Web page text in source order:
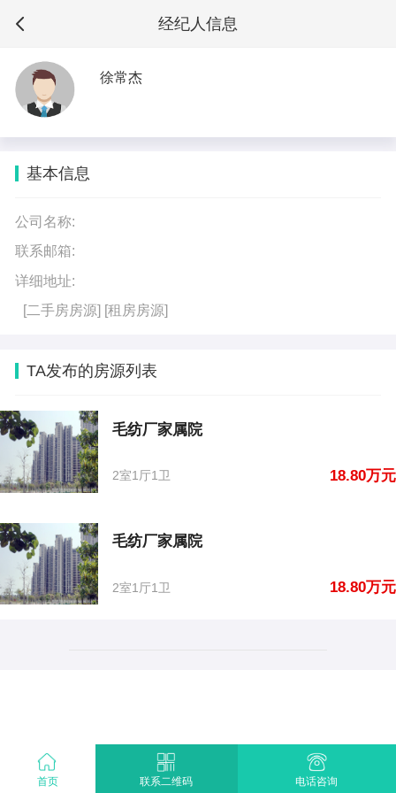
经纪人信息
首页 联系二维码 电话咨询
徐常杰
基本信息
公司名称:
联系邮箱:
详细地址:
[二手房房源] [租房房源]
TA发布的房源列表
毛纺厂家属院
2室1厅1卫 18.80万元
毛纺厂家属院
2室1厅1卫 18.80万元